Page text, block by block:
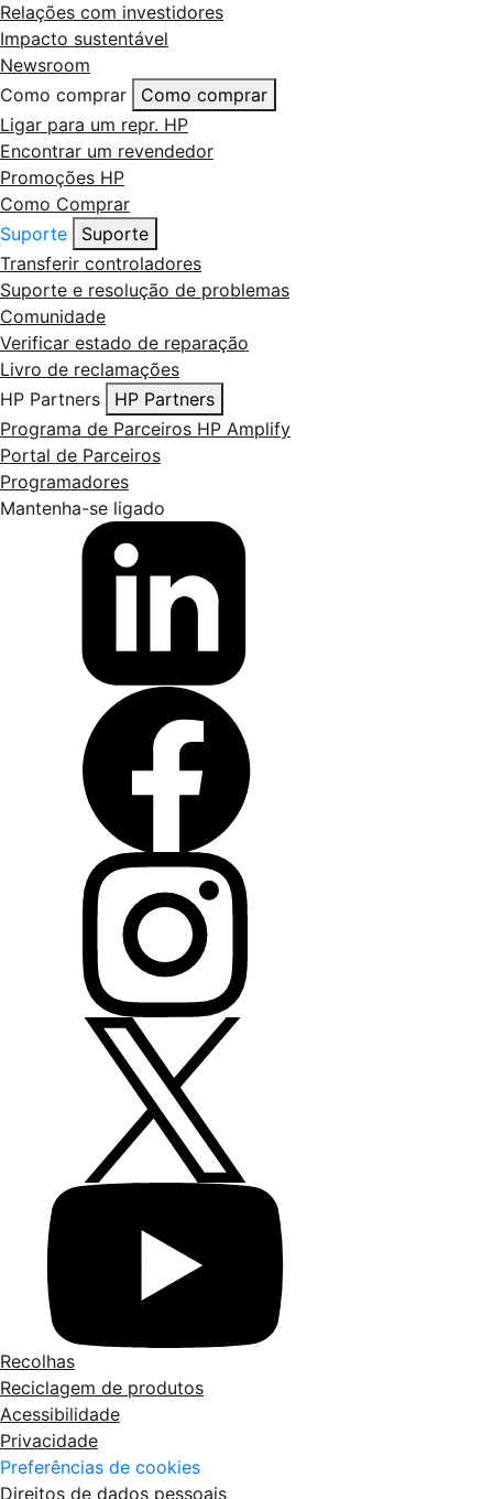
Relações com investidores
Impacto sustentável
Newsroom
Como comprar
Como comprar
Ligar para um repr. HP
Encontrar um revendedor
Promoções HP
Como Comprar
Suporte
Suporte
Transferir controladores
Suporte e resolução de problemas
Comunidade
Verificar estado de reparação
Livro de reclamações
HP Partners
HP Partners
Programa de Parceiros HP Amplify
Portal de Parceiros
Programadores
Mantenha-se ligado
Recolhas
Reciclagem de produtos
Acessibilidade
Privacidade
Preferências de cookies
Direitos de dados pessoais